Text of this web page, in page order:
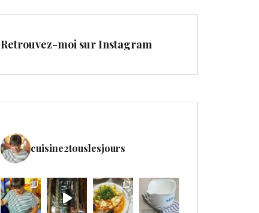
Retrouvez-moi sur Instagram
cuisine2touslesjours